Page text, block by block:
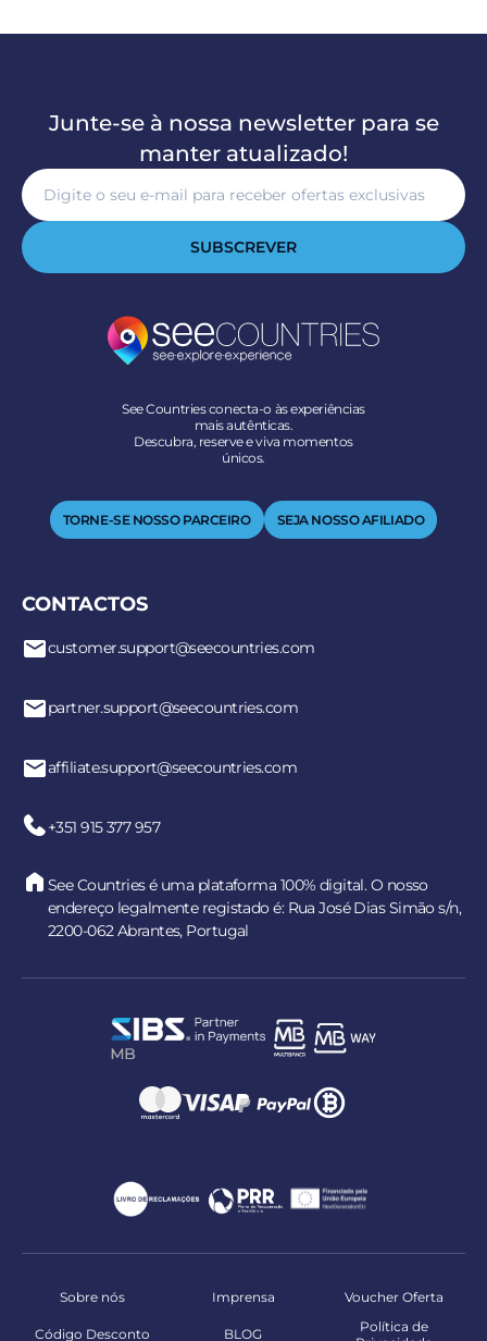
Junte-se à nossa newsletter para se
manter atualizado!
SUBSCREVER
See Countries conecta-o às experiências
mais autênticas.
Descubra, reserve e viva momentos
únicos.
TORNE-SE NOSSO PARCEIRO SEJA NOSSO AFILIADO
CONTACTOS
customer.support@seecountries.com
partner.support@seecountries.com
affiliate.support@seecountries.com
+351 915 377 957
See Countries é uma plataforma 100% digital. O nosso
endereço legalmente registado é: Rua José Dias Simão s/n,
2200-062 Abrantes, Portugal
Sobre nós Imprensa Voucher Oferta
Código Desconto BLOG
Política de